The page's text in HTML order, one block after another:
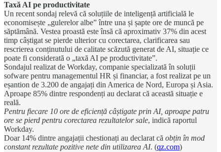
Taxă AI pe productivitate
Un recent sondaj relevă că soluțiile de inteligență artificială le
economisește „gulerelor albe” între una și șapte ore de muncă pe
săptămână. Vestea proastă este însă că aproximativ 37% din acest
timp câștigat se pierde ulterior cu corectarea, clarificarea sau
rescrierea conținutului de calitate scăzută generat de AI, situație ce
poate fi considerată o „taxă AI pe productivitate”.
Sondajul realizat de Workday, companie specializată în soluții
sofware pentru managementul HR și financiar, a fost realizat pe un
eșantion de 3.200 de angajați din America de Nord, Europa și Asia.
Aproape 85% dintre respondenți au declarat că această situație e
reală.
Pentru fiecare 10 ore de eficiență câștigate prin AI, aproape patru
ore se pierd pentru corectarea rezultatelor sale, indică raportul
Workday.
Doar 14% dintre angajații chestionați au declarat că obțin în mod
constant rezultate pozitive nete din utilizarea AI. (qz.com)